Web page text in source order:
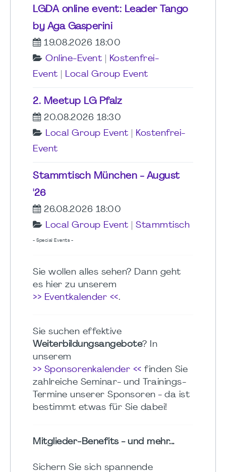
LGDA online event: Leader Tango
by Aga Gasperini
19.08.2026 18:00
Online-Event
Kostenfrei-
Event
Local Group Event
2. Meetup LG Pfalz
20.08.2026 18:30
Local Group Event
Kostenfrei-
Event
Stammtisch München - August
'26
26.08.2026 18:00
Local Group Event
Stammtisch
- Special Events -
Sie wollen alles sehen? Dann geht
es hier zu unserem
>> Eventkalender <<.
Sie suchen effektive
Weiterbildungsangebote? In
unserem
>> Sponsorenkalender << finden Sie
zahlreiche Seminar- und Trainings-
Termine unserer Sponsoren - da ist
bestimmt etwas für Sie dabei!
Mitglieder-Benefits - und mehr...
Sichern Sie sich spannende